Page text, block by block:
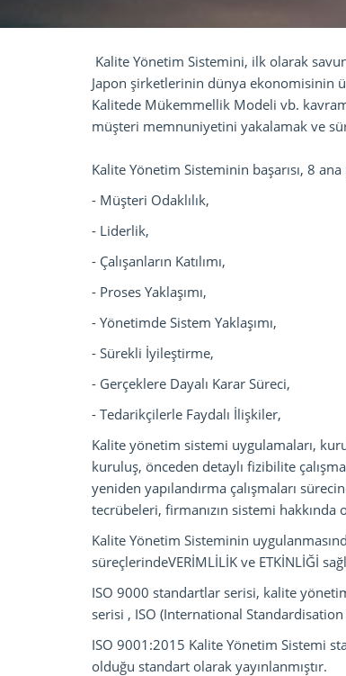
Kalite Yönetim Sistemini, ilk olarak
Japon şirketlerinin dünya ekonomisinin
Kalitede Mükemmellik Modeli vb.
müşteri memnuniyetini yakalamak ve
Kalite Yönetim Sisteminin başarısı, 8
- Müşteri Odaklılık,
- Liderlik,
- Çalışanların Katılımı,
- Proses Yaklaşımı,
- Yönetimde Sistem Yaklaşımı,
- Sürekli İyileştirme,
- Gerçeklere Dayalı Karar Süreci,
- Tedarikçilerle Faydalı İlişkiler,
Kalite yönetim sistemi uygulamaları,
kuruluş, önceden detaylı fizibilite
yeniden yapılandırma çalışmaları
tecrübeleri, firmanızın sistemi
Kalite Yönetim Sisteminin
süreçlerindeVERİMLİLİK ve ETKİNLİĞİ
ISO 9000 standartlar serisi, kalite
serisi , ISO (International
ISO 9001:2015 Kalite Yönetim Sistemi
olduğu standart olarak yayınlanmıştır.